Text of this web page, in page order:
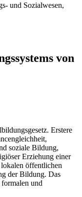
und Sozialwesen,
von
Erstere
soziale Bildung,
Erziehung einer
öffentlichen
der Bildung. Das
und